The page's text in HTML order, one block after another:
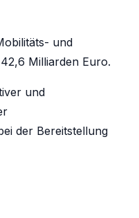
und
Milliarden Euro.
und
der Bereitstellung